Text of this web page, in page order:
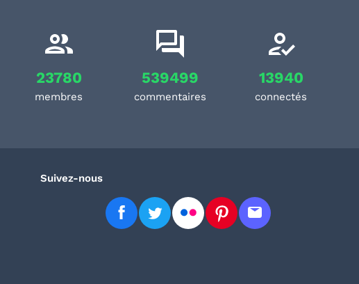
23780
membres
539499
commentaires
13940
connectés
Suivez-nous